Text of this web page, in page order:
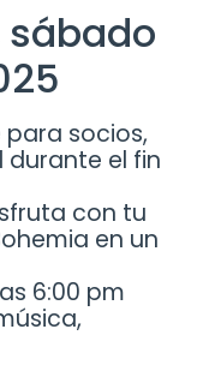
sábado
socios,
durante el fin
con tu
en un
6:00 pm